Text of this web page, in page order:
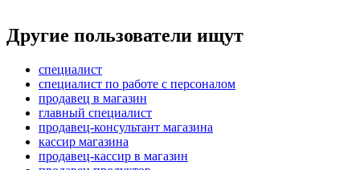
Другие пользователи ищут
специалист
специалист по работе с персоналом
продавец в магазин
главный специалист
продавец-консультант магазина
кассир магазина
продавец-кассир в магазин